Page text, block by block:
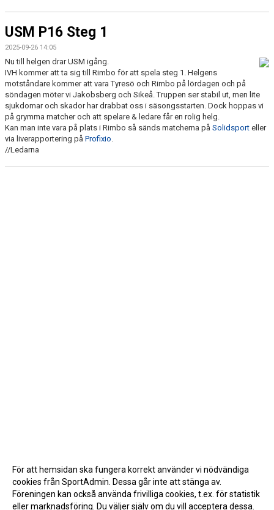
USM P16 Steg 1
2025-09-26 14:05
Nu till helgen drar USM igång.
IVH kommer att ta sig till Rimbo för att spela steg 1. Helgens
motståndare kommer att vara Tyresö och Rimbo på lördagen och på
söndagen möter vi Jakobsberg och Sikeå. Truppen ser stabil ut, men lite
sjukdomar och skador har drabbat oss i säsongsstarten. Dock hoppas vi
på grymma matcher och att spelare & ledare får en rolig helg.
Kan man inte vara på plats i Rimbo så sänds matcherna på Solidsport eller
via liverapportering på Profixio.
//Ledarna
För att hemsidan ska fungera korrekt använder vi nödvändiga
cookies från SportAdmin. Dessa går inte att stänga av.
Föreningen kan också använda frivilliga cookies, t.ex. för statistik
eller marknadsföring. Du väljer själv om du vill acceptera dessa.